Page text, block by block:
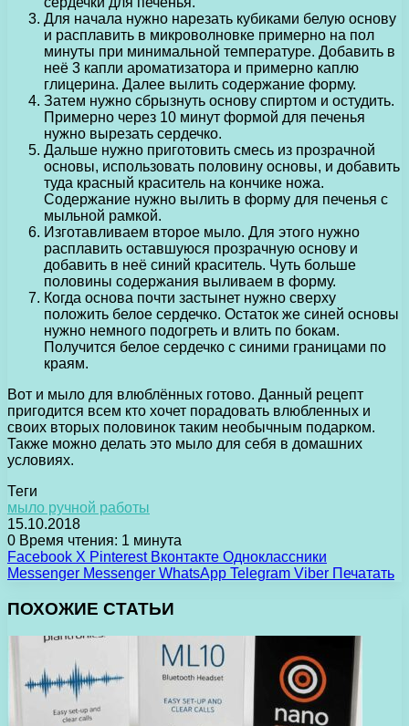
Для начала нужно нарезать кубиками белую основу
и расплавить в микроволновке примерно на пол
минуты при минимальной температуре. Добавить в
неё 3 капли ароматизатора и примерно каплю
глицерина. Далее вылить содержание форму.
Затем нужно сбрызнуть основу спиртом и остудить.
Примерно через 10 минут формой для печенья
нужно вырезать сердечко.
Дальше нужно приготовить смесь из прозрачной
основы, использовать половину основы, и добавить
туда красный краситель на кончике ножа.
Содержание нужно вылить в форму для печенья с
мыльной рамкой.
Изготавливаем второе мыло. Для этого нужно
расплавить оставшуюся прозрачную основу и
добавить в неё синий краситель. Чуть больше
половины содержания выливаем в форму.
Когда основа почти застынет нужно сверху
положить белое сердечко. Остаток же синей основы
нужно немного подогреть и влить по бокам.
Получится белое сердечко с синими границами по
краям.
Вот и мыло для влюблённых готово. Данный рецепт
пригодится всем кто хочет порадовать влюбленных и
своих вторых половинок таким необычным подарком.
Также можно делать это мыло для себя в домашних
условиях.
Теги
мыло ручной работы
15.10.2018
0 Время чтения: 1 минута
Facebook X Pinterest Вконтакте Одноклассники
Messenger Messenger WhatsApp Telegram Viber Печатать
ПОХОЖИЕ СТАТЬИ